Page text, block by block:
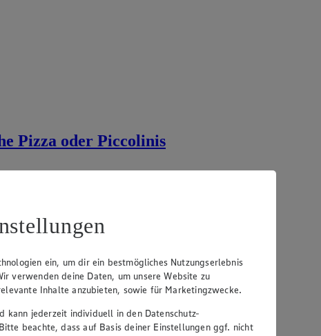
Pizza oder Piccolinis
ein, um dir ein bestmögliches Nutzungserlebnis
verwenden deine Daten, um unsere Website zu
Inhalte anzubieten, sowie für Marketingzwecke.
jederzeit individuell in den Datenschutz-
beachte, dass auf Basis deiner Einstellungen ggf. nicht